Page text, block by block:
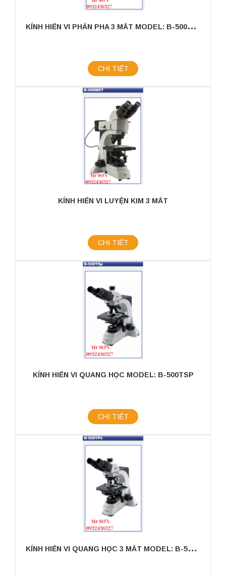
K
ÍNH HIỂN VI PHẢN PHA 3 MẮT MODEL: B-500TPH
CHI TIẾT
KÍNH HIỂN VI LUYỆN KIM 3 MẮT
CHI TIẾT
KÍNH HIỂN VI QUANG HỌC MODEL: B-500TSP
CHI TIẾT
K
ÍNH HIỂN VI QUANG HỌC 3 MẮT MODEL: B-500TPH